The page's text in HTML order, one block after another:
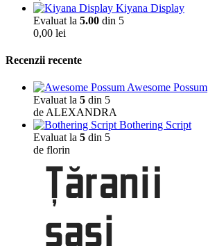
Kiyana Display
Evaluat la 5.00 din 5
0,00 lei
Recenzii recente
Awesome Possum
Evaluat la 5 din 5
de ALEXANDRA
Bothering Script
Evaluat la 5 din 5
de florin